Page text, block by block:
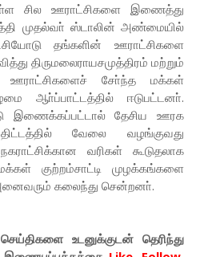
சில ஊராட்சிகளை இணைத்து
முதல்வா் ஸ்டாலின் அண்மையில்
தங்களின் ஊராட்சிகளை
திருமலைராயசமுத்திரம் மற்றும்
சோ்ந்த மக்கள்
ஆா்ப்பாட்டத்தில் ஈடுபட்டனா்.
இணைக்கப்பட்டால் தேசிய ஊரக
வேலை வழங்குவது
வரிகள் கூடுதலாக
குற்றம்சாட்டி முழக்கங்களை
அனைவரும் கலைந்து சென்றனா்.
உடனுக்குடன் தெரிந்து